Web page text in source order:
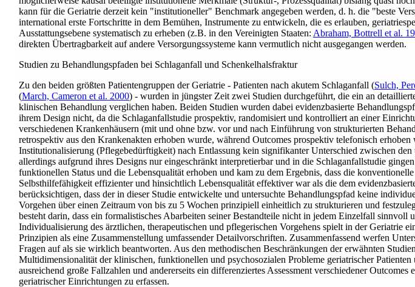
kann für die Geriatrie derzeit kein "institutioneller" Benchmark angegeben werden, d. h. die "beste
international erste Fortschritte in dem Bemühen, Instrumente zu entwickeln, die es erlauben,
Ausstattungsebene systematisch zu erheben (z.B. in den Vereinigten Staaten: Abraham, Bottrell et al.
direkten Übertragbarkeit auf andere Versorgungssysteme kann vermutlich nicht ausgegangen werden.
Studien zu Behandlungspfaden bei Schlaganfall und Schenkelhalsfraktur
Zu den beiden größten Patientengruppen der Geriatrie - Patienten nach akutem Schlaganfall (Sulch,
(March, Cameron et al. 2000) - wurden in jüngster Zeit zwei Studien durchgeführt, die ein an
klinischen Behandlung verglichen haben. Beiden Studien wurden dabei evidenzbasierte
ihrem Design nicht, da die Schlaganfallstudie prospektiv, randomisiert und kontrolliert an einer
verschiedenen Krankenhäusern (mit und ohne bzw. vor und nach Einführung von strukturierten
retrospektiv aus den Krankenakten erhoben wurde, während Outcomes prospektiv telefonisch
Institutionalisierung (Pflegebedürftigkeit) nach Entlassung kein signifikanter Unterschied zwischen
allerdings aufgrund ihres Designs nur eingeschränkt interpretierbar und in die Schlaganfallstudie
funktionellen Status und die Lebensqualität erhoben und kam zu dem Ergebnis, dass die
Selbsthilfefähigkeit effizienter und hinsichtlich Lebensqualität effektiver war als die dem
berücksichtigen, dass der in dieser Studie entwickelte und untersuchte Behandlungspfad keine
Vorgehen über einen Zeitraum von bis zu 5 Wochen prinzipiell einheitlich zu strukturieren und
besteht darin, dass ein formalistisches Abarbeiten seiner Bestandteile nicht in jedem Einzelfall
Individualisierung des ärztlichen, therapeutischen und pflegerischen Vorgehens spielt in der Geriatrie
Prinzipien als eine Zusammenstellung umfassender Detailvorschriften. Zusammenfassend werfen
Fragen auf als sie wirklich beantworten. Aus den methodischen Beschränkungen der erwähnten
Multidimensionalität der klinischen, funktionellen und psychosozialen Probleme geriatrischer
ausreichend große Fallzahlen und andererseits ein differenziertes Assessment verschiedener
geriatrischer Einrichtungen zu erfassen.